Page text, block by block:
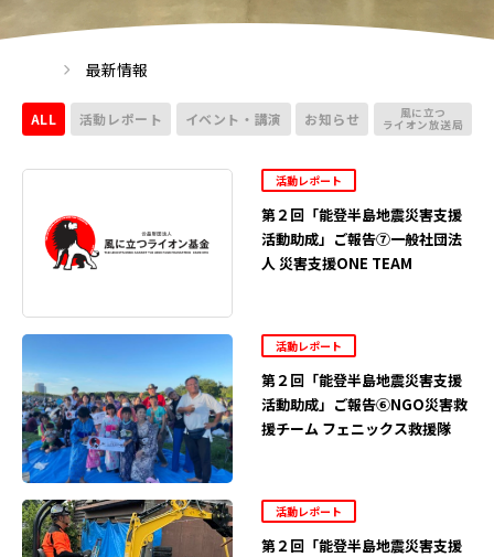
最新情報
ALL 活動レポート イベント・講演 お知らせ 風に立つ
ライオン放送局
活動レポート
第２回「能登半島地震災害支援
活動助成」ご報告⑦一般社団法
人 災害支援ONE TEAM
活動レポート
第２回「能登半島地震災害支援
活動助成」ご報告⑥NGO災害救
援チーム フェニックス救援隊
活動レポート
第２回「能登半島地震災害支援